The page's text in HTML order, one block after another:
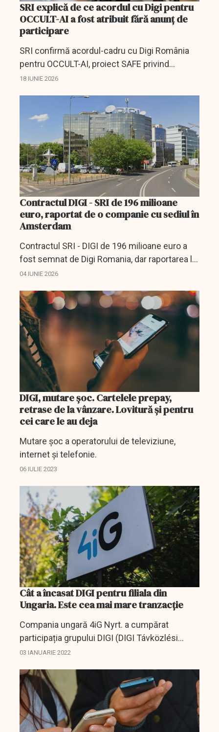
SRI explică de ce acordul cu Digi pentru
OCCULT-AI a fost atribuit fără anunț de
participare
SRI confirmă acordul-cadru cu Digi România
pentru OCCULT-AI, proiect SAFE privind
evaluarea modelelor LLM pentru securitate
18 IUNIE 2026
Contractul DIGI - SRI de 196 milioane
euro, raportat de o companie cu sediul în
Amsterdam
Contractul SRI - DIGI de 196 milioane euro a
fost semnat de Digi Romania, dar raportarea la
BVB vine de la compania-mamă cu sediul în
04 IUNIE 2026
DIGI, mutare şoc. Cartelele prepay,
retrase de la vânzare. Lovitură şi pentru
cei care le au deja
Mutare şoc a operatorului de televiziune,
internet şi telefonie.
06 IULIE 2023
Cât a încasat DIGI pentru filiala din
Ungaria. Este cea mai mare tranzacție
Compania ungară 4iG Nyrt. a cumpărat
participația grupului DIGI (DIGI Távközlési
Szolgáltató Kft. şi cele trei filiale ale sale), care
România, se...
03 IANUARIE 2022